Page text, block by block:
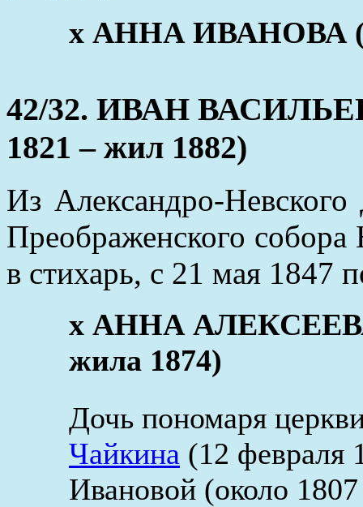
х АННА ИВАНОВА
42/32. ИВАН
1821 – жил 1882)
Из Александро-
Преображенского
в стихарь, с 21 мая 1847
x АННА
жила 1874)
Дочь пономаря
Чайкина (12 февраля
Ивановой (около